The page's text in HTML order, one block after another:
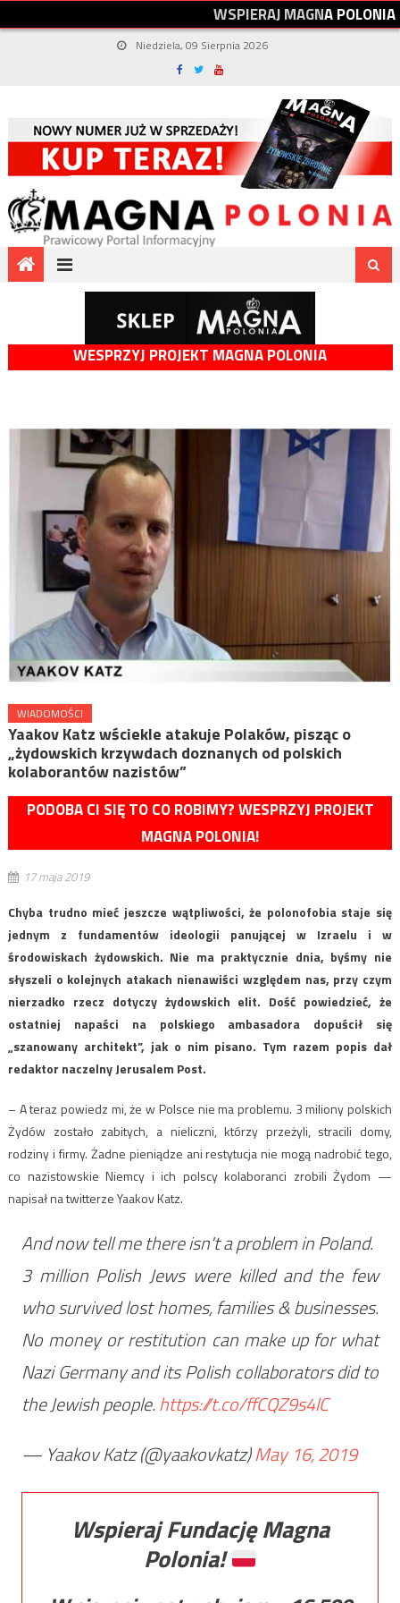
WSPIERAJMAGNAPOLONIA
Niedziela, 09 Sierpnia 2026
WESPRZYJ PROJEKT MAGNA POLONIA
WIADOMOŚCI
Yaakov Katz wściekle atakuje Polaków, pisząc o
„żydowskich krzywdach doznanych od polskich
kolaborantów nazistów”
PODOBA CI SIĘ TO CO ROBIMY? WESPRZYJ PROJEKT
MAGNA POLONIA!
17 maja 2019
Chyba trudno mieć jeszcze wątpliwości, że polonofobia staje się
jednym z fundamentów ideologii panującej w Izraelu i w
środowiskach żydowskich. Nie ma praktycznie dnia, byśmy nie
słyszeli o kolejnych atakach nienawiści względem nas, przy czym
nierzadko rzecz dotyczy żydowskich elit. Dość powiedzieć, że
ostatniej napaści na polskiego ambasadora dopuścił się
„szanowany architekt”, jak o nim pisano. Tym razem popis dał
redaktor naczelny Jerusalem Post.
– A teraz powiedz mi, że w Polsce nie ma problemu. 3 miliony polskich
Żydów zostało zabitych, a nieliczni, którzy przeżyli, stracili domy,
rodziny i firmy. Żadne pieniądze ani restytucja nie mogą nadrobić tego,
co nazistowskie Niemcy i ich polscy kolaboranci zrobili Żydom —
napisał na twitterze Yaakov Katz.
And now tell me there isn't a problem in Poland.
3 million Polish Jews were killed and the few
who survived lost homes, families & businesses.
No money or restitution can make up for what
Nazi Germany and its Polish collaborators did to
the Jewish people.https://t.co/ffCQZ9s4lC
— Yaakov Katz (@yaakovkatz)May 16, 2019
Wspieraj Fundację Magna
Polonia!